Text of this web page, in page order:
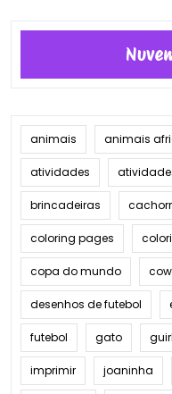
animais animais
atividades
brincadeiras
coloring pages
copa do mundo cow
desenhos de futebol
futebol gato
imprimir joaninha